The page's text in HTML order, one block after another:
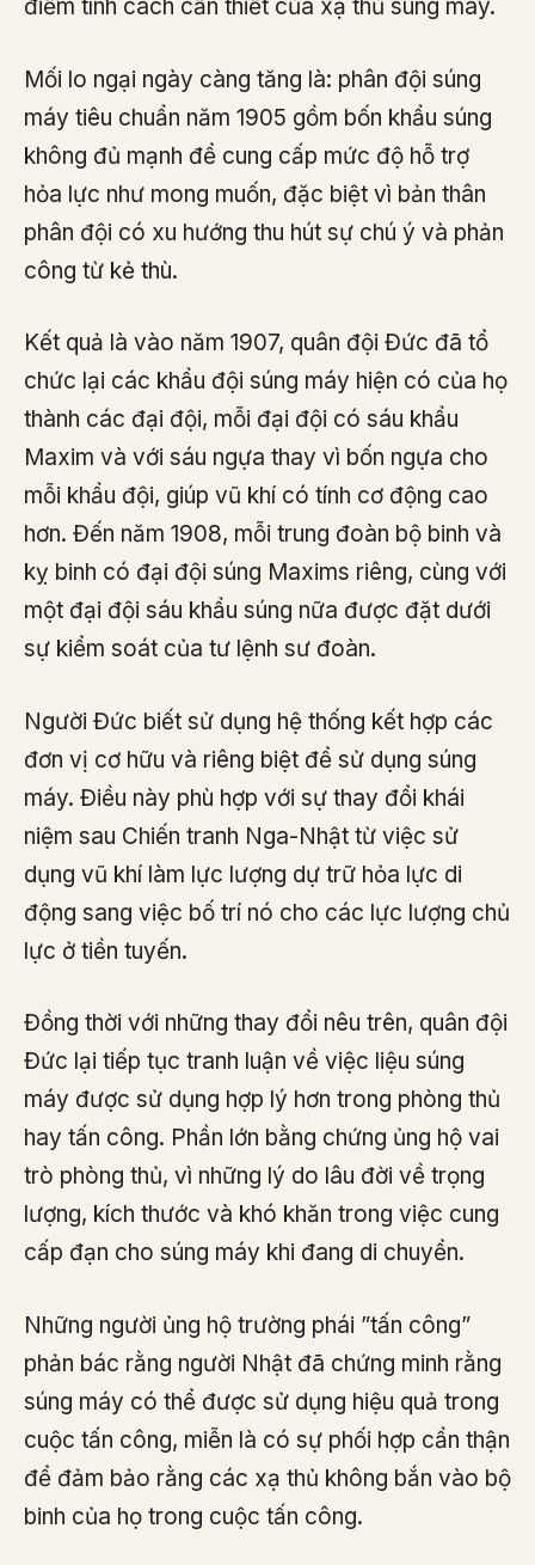
điểm tính cách cần thiết của xạ thủ súng máy.
Mối lo ngại ngày càng tăng là: phân đội súng
máy tiêu chuẩn năm 1905 gồm bốn khẩu súng
không đủ mạnh để cung cấp mức độ hỗ trợ
hỏa lực như mong muốn, đặc biệt vì bản thân
phân đội có xu hướng thu hút sự chú ý và phản
công từ kẻ thù.
Kết quả là vào năm 1907, quân đội Đức đã tổ
chức lại các khẩu đội súng máy hiện có của họ
thành các đại đội, mỗi đại đội có sáu khẩu
Maxim và với sáu ngựa thay vì bốn ngựa cho
mỗi khẩu đội, giúp vũ khí có tính cơ động cao
hơn. Đến năm 1908, mỗi trung đoàn bộ binh và
kỵ binh có đại đội súng Maxims riêng, cùng với
một đại đội sáu khẩu súng nữa được đặt dưới
sự kiểm soát của tư lệnh sư đoàn.
Người Đức biết sử dụng hệ thống kết hợp các
đơn vị cơ hữu và riêng biệt để sử dụng súng
máy. Điều này phù hợp với sự thay đổi khái
niệm sau Chiến tranh Nga-Nhật từ việc sử
dụng vũ khí làm lực lượng dự trữ hỏa lực di
động sang việc bố trí nó cho các lực lượng chủ
lực ở tiền tuyến.
Đồng thời với những thay đổi nêu trên, quân đội
Đức lại tiếp tục tranh luận về việc liệu súng
máy được sử dụng hợp lý hơn trong phòng thủ
hay tấn công. Phần lớn bằng chứng ủng hộ vai
trò phòng thủ, vì những lý do lâu đời về trọng
lượng, kích thước và khó khăn trong việc cung
cấp đạn cho súng máy khi đang di chuyển.
Những người ủng hộ trường phái ”tấn công”
phản bác rằng người Nhật đã chứng minh rằng
súng máy có thể được sử dụng hiệu quả trong
cuộc tấn công, miễn là có sự phối hợp cẩn thận
để đảm bảo rằng các xạ thủ không bắn vào bộ
binh của họ trong cuộc tấn công.